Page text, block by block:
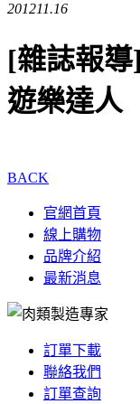
201211.16
[雜誌報導
遊樂達人
BACK
官網首頁
線上購物
品牌介紹
最新消息
訂單下載
聯絡我們
訂單查詢